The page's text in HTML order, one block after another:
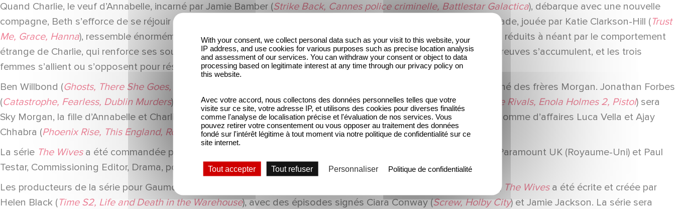
Quand Charlie, le veuf d’Annabelle, incarné par Jamie Bamber (Strike Back, Cannes police criminelle, Battlestar Galactica), débarque avec une nouvelle
compagne, Beth s’efforce de se réjouir pour eux, mais quelque chose cloche. La nouvelle petite amie de Charlie, Jade, jouée par Katie Clarkson-Hill (Trust
Me, Grace, Hanna), ressemble énormément à Annabelle. Beth, qui espérait passer un été agréable, voit ses projets réduits à néant par le comportement
étrange de Charlie, qui renforce ses soupçons au sujet de la mort d’Annabelle. Des mensonges font surface, les preuves s’accumulent, et les trois
femmes s’allient ou s’opposent pour résoudre l’énigme et faire arrêter le coupable.
Ben Willbond (Ghosts, There She Goes, Good Omens
), interprètera le rôle de Frankie Morgan, le mari de Beth et l’aîné des frères Morgan. Jonathan Forbes
(Catastrophe, Fearless, Dublin Murders) incarnera Sean Morgan, le mari aimant de Natasha. Catriona Chandler ( The Rivals, Enola Holmes 2, Pistol) sera
Sky Morgan, la fille d’Annabelle et Charlie. Louis Boyer (Shadow and Bone, Wreck, The Ledge) jouera le séduisant homme d’affaires Luca Vella et Ajay
Chhabra (Phoenix Rise, This England, Rough Diamonds) le fonctionnaire du consulat Vinay Taneja.
La série The Wivesa été commandée pour Channel 5 par Sebastian Cardwell, Deputy Chief Content Officer chez Paramount UK (Royaume-Uni) et Paul
Testar, Commissioning Editor, Drama, pour Channel 5 et Paramount+.
Les producteurs de la série pour Gaumont sont Jess Connell et Alison Jackson. Produite par Margot Gavan Duffy, The Wivesa été écrite et créée par
Helen Black (Time S2, Life and Death in the Warehouse), avec des épisodes signés Ciara Conway (Screw, Holby City) et Jamie Jackson. La série sera
With your consent, we collect personal data such as your visit to this website, your
IP address, and use cookies for various purposes such as precise location analysis
and assessment of our services. You can withdraw your consent or object to data
processing based on legitimate interest at any time through our privacy policy on
this website.
Avec votre accord, nous collectons des données personnelles telles que votre
visite sur ce site, votre adresse IP, et utilisons des cookies pour diverses finalités
comme l'analyse de localisation précise et l'évaluation de nos services. Vous
pouvez retirer votre consentement ou vous opposer au traitement des données
fondé sur l'intérêt légitime à tout moment via notre politique de confidentialité sur ce
site internet.
Tout accepter Tout refuser Personnaliser Politique de confidentialité